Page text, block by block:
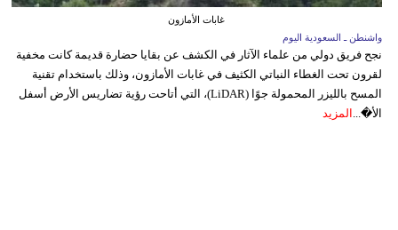
غابات الأمازون
واشنطن ـ السعودية اليوم
نجح فريق دولي من علماء الآثار في الكشف عن بقايا حضارة قديمة كانت مخفية
لقرون تحت الغطاء النباتي الكثيف في غابات الأمازون، وذلك باستخدام تقنية
المسح بالليزر المحمولة جوًا (LiDAR)، التي أتاحت رؤية تضاريس الأرض أسفل
الأ�... المزيد